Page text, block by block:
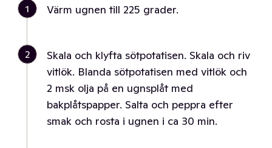
1 Värm ugnen till 225 grader.
2
Skala och klyfta sötpotatisen. Skala och riv
vitlök. Blanda sötpotatisen med vitlök och
2 msk olja på en ugnsplåt med
bakplåtspapper. Salta och peppra efter
smak och rosta i ugnen i ca 30 min.